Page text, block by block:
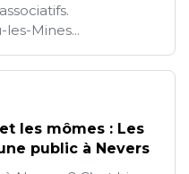
Mines...
les mômes : Les
public à Nevers